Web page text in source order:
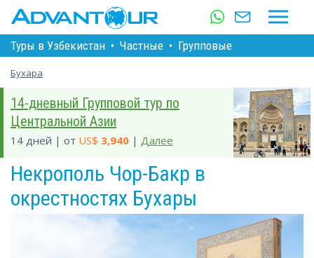
Туры в Узбекистан • Частные • Групповые
Бухара
14-дневный Групповой тур по
Центральной Азии
14 дней | от US$ 3,940 | Далее
Некрополь Чор-Бакр в
окрестностях Бухары